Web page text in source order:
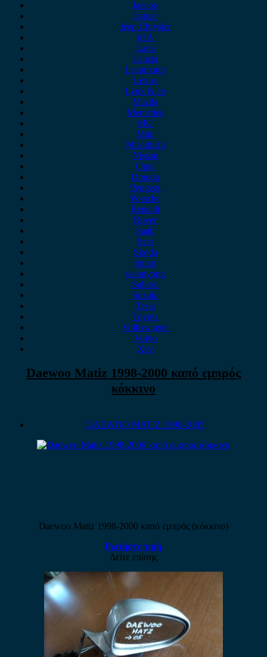
Jaecoo
Jaguar
Jeep Chrysler
KIA
Lada
Lancia
Leapmotor
Lexus
Lynk & co
Mazda
Mercedes
MG
Mini
Mitsubishi
Nissan
Opel
Omoda
Peugeot
Porsche
Renault
Rover
Saab
Seat
Skoda
Smart
ssangyong
Subaru
Suzuki
Tesla
Toyota
Volkswagen
Volvo
Xev
Daewoo Matiz 1998-2000 καπό εμπρός
κόκκινο
DAEWOO MATIZ 1998-2005
Daewoo Matiz 1998-2000 καπό εμπρός (κόκκινο)
Ρωτήστε τιμή
Δείτε επίσης